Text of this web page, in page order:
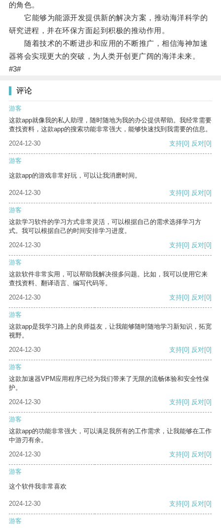
的角色。
它能够为能源开发提供新的解决方案，推动海洋科学的
研究进程，并在环保方面起到积极的推动作用。
随着技术的不断进步和应用的不断推广，相信海神加速
器将会实现更大的突破，为人类开创更广阔的海洋未来。
#3#
评论
游客
这款app就像我的私人助理，随时随地为我的办公提供帮助。我经常需要
查找资料，这款app的搜索功能非常强大，能够快速找到我需要的信息。
2024-12-30
支持[0] 反对[0]
游客
这款app的游戏非常好玩，可以让我消磨时间。
2024-12-30 支持[0] 反对[0]
游客
这款学习软件的学习方式非常灵活，可以根据自己的需求选择学习方
式。我可以根据自己的时间安排学习进度。
2024-12-30
支持[0] 反对[0]
游客
这款软件非常实用，可以帮助我解决很多问题。比如，我可以使用它来
查找资料、翻译语言、编写代码等。
2024-12-30
支持[0] 反对[0]
游客
这款app是我学习路上的良师益友，让我能够随时随地学习新知识，拓宽
视野。
2024-12-30
支持[0] 反对[0]
游客
这款加速器VPM应用程序已经为我们带来了无限的流畅体验和安全性保
护。
2024-12-30
支持[0] 反对[0]
游客
这款app的功能非常强大，可以满足我所有的工作需求，让我能够在工作
中游刃有余。
2024-12-30
支持[0] 反对[0]
游客
这个软件我非常喜欢
2024-12-30 支持[0] 反对[0]
游客